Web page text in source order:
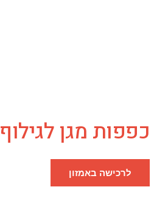
כפפות מגן לגילוף
לרכישה באמזון